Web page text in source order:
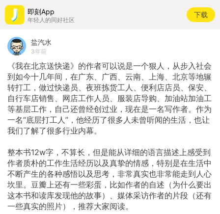
即刻App
年轻人的同好社区
下载
盐汽水
3年前
《我在北京送快递》的作者可以说是一个狠人，从步入社会
到如今十几年间，在广东、广西、云南、上海、北京等地辗
转打工，做过快递员、夜班拣货工人、便利店店员、保安、
自行车店销售、网店工作人员、服装店导购、加油站加油工
等基层工作，自己还曾经创过业，现在是一名写作者。作为
一名“底层打工人”，他经历了很多人未曾听闻的生活，也让
我们了解了很多行业内幕。
整本书12w字，不算长，但是能从详细的语言描述上感受到
作者质朴的工作生活经历以及真挚的情感，特别是在生活中
不断产生的各种感悟以及思考，非常真实也非常能走到人心
坎里。豆瓣上还有一些彩蛋，比如作者的自述（为什么要出
这本书和读库发现他的故事）、媒体采访作者的片段（还有
一些真实的照片），推荐大家阅读。